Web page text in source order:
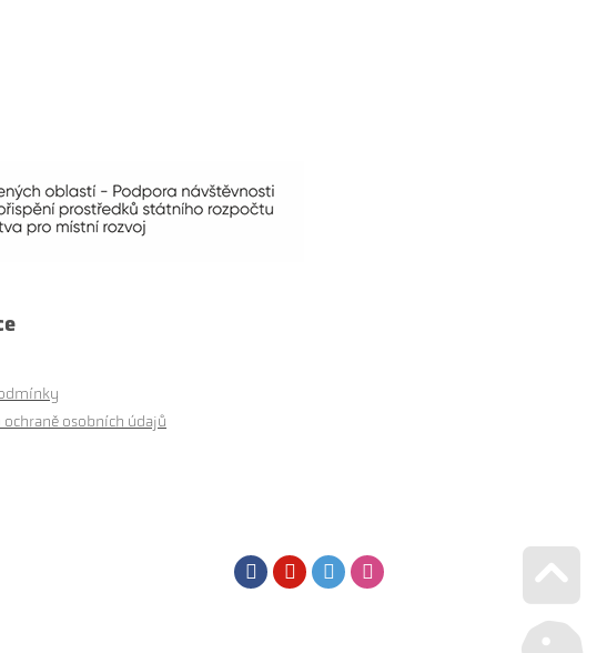
osobních údajů
FacebookYoutubeTwitter
Go